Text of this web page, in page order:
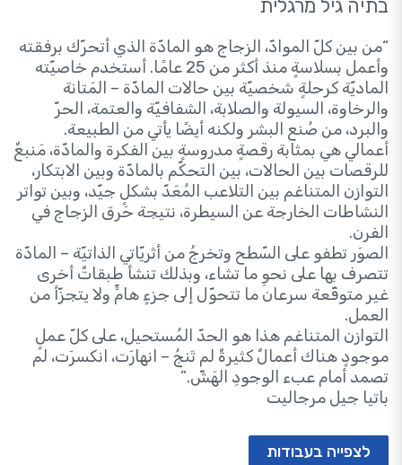
בתיה גיל מרגלית
“من بين كلّ الموادّ، الزجاج هو المادّة الذي أتحرّك برفقته
وأعمل بسلاسةٍ منذ أكثر من 25 عامًا. أستخدم خاصيّته
الماديّة كرحلةٍ شخصيّة بين حالات المادّة – المَتانة
والرخاوة، السيولة والصلابة، الشفافيّة والعتمة، الحرّ
والبرد، من صُنع البشر ولكنه أيضًا يأتي من الطبيعة.
أعمالي هي بمثابة رقصةٍ مدروسةٍ بين الفكرة والمادّة، مَنبعٌ
للرقصات بين الحالات، بين التحكّم بالمادّة وبين الابتكار،
التوازن المتناغم بين التلاعب المُعَدّ بشكلٍ جيّد، وبين تواتر
النشاطات الخارجة عن السيطرة، نتيجة حَرق الزجاج في
الفرن.
الصوَر تطفو على السّطح وتخرجُ من أثريّاتي الذاتيّة – المادّة
تتصرف بها على نحوِ ما تشاء، وبذلك تنشأ طبقاتٌ أخرى
غير متوقّعة سرعان ما تتحوّل إلى جزءٍ هامٍّ ولا يتجزّأ من
العمل.
التوازن المتناغم هذا هو الحدّ المُستحيل، على كلّ عملٍ
موجودٍ هناك أعمالٌ كثيرةٌ لم تَنجُ – انهارَت، انكسرَت، لم
تصمد أمام عبء الوجودِ الهَشّ.”
باتيا جيل مرجاليت
לצפייה בעבודות